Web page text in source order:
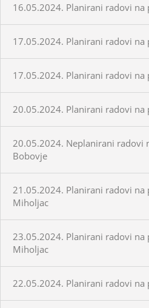
16.05.2024. Planirani radovi na
17.05.2024. Planirani radovi na
17.05.2024. Planirani radovi na
20.05.2024. Planirani radovi na
20.05.2024. Neplanirani radovi
Bobovje
21.05.2024. Planirani radovi
Miholjac
23.05.2024. Planirani radovi
Miholjac
22.05.2024. Planirani radovi na